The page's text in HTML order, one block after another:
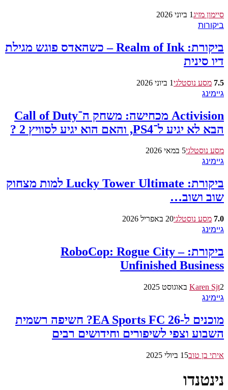
סיימון מזיג1 ביוני 2026
ביקורות
ביקורת: Realm of Ink – כשהאדס פוגש מגילת
דיו סינית
7.5 מסע נוסטלגי1 ביוני 2026
גיימינג
Activision מכחישה: משחק ה־Call of Duty
הבא לא יגיע ל־PS4, והאם הוא יגיע לסוויץ 2 ?
מסע נוסטלגי5 במאי 2026
גיימינג
ביקורת: Lucky Tower Ultimate למות מצחוק
שוב ושוב…
7.0 מסע נוסטלגי20 באפריל 2026
גיימינג
ביקורת: RoboCop: Rogue City –
Unfinished Business
Karen Sjt2 באוגוסט 2025
גיימינג
מוכנים ל-EA Sports FC 26? חשיפה רשמית
השבוע וצפי לשיפורים וחידושים רבים
איתי בן טוב15 ביולי 2025
נינטנדו